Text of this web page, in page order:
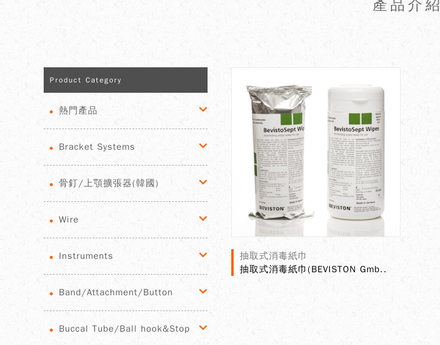
產品介紹
Product Category
熱門產品
Bracket Systems
骨釘/上顎擴張器(韓國)
Wire
Instruments
Band/Attachment/Button
Buccal Tube/Ball hook&Stop
抽取式消毒紙巾
抽取式消毒紙巾(BEVISTON Gmb..